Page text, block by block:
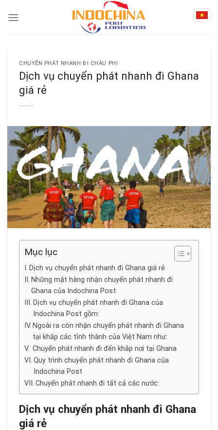
CHUYỂN PHÁT NHANH ĐI CHÂU PHI
Dịch vụ chuyển phát nhanh đi Ghana
giá rẻ
Mục lục
Dịch vụ chuyển phát nhanh đi Ghana giá rẻ
Những mặt hàng nhận chuyển phát nhanh đi
Ghana của Indochina Post:
Dịch vụ chuyển phát nhanh đi Ghana của
Indochina Post gồm:
Ngoài ra còn nhận chuyển phát nhanh đi Ghana
tại khắp các tỉnh thành của Việt Nam như:
Chuyển phát nhanh đi đến khắp nơi tại Ghana
Quy trình chuyển phát nhanh đi Ghana của
Indochina Post
Chuyển phát nhanh đi tất cả các nước:
Dịch vụ chuyển phát nhanh đi Ghana
giá rẻ